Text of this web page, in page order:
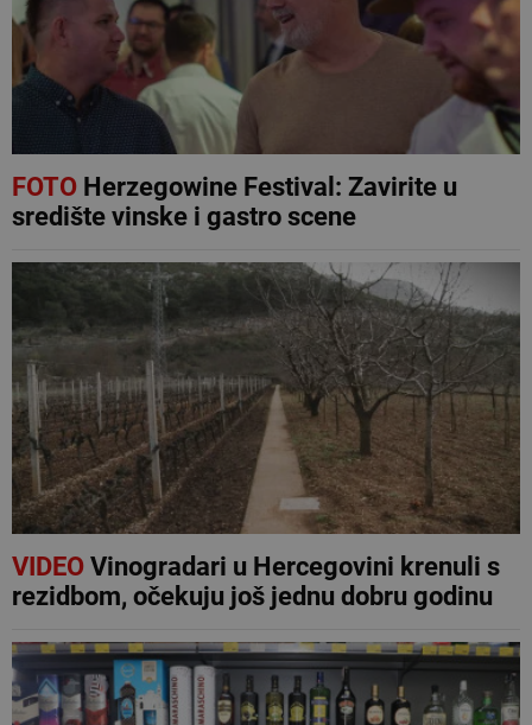
FOTOHerzegowine Festival: Zavirite u
središte vinske i gastro scene
VIDEOVinogradari u Hercegovini krenuli s
rezidbom, očekuju još jednu dobru godinu